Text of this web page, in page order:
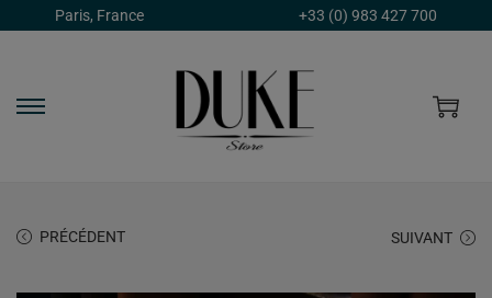
Paris, France +33 (0) 983 427 700
PRÉCÉDENT SUIVANT